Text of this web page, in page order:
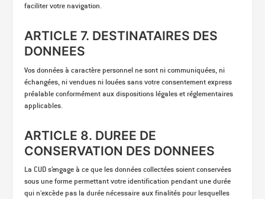
faciliter votre navigation.
ARTICLE 7. DESTINATAIRES DES
DONNEES
Vos données à caractère personnel ne sont ni communiquées, ni
échangées, ni vendues ni louées sans votre consentement express
préalable conformément aux dispositions légales et réglementaires
applicables.
ARTICLE 8. DUREE DE
CONSERVATION DES DONNEES
La CUD s’engage à ce que les données collectées soient conservées
sous une forme permettant votre identification pendant une durée
qui n'excède pas la durée nécessaire aux finalités pour lesquelles